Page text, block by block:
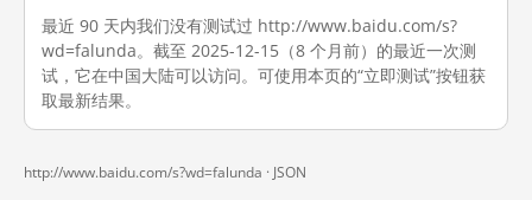
最近 90 天内我们没有测试过 http://www.baidu.com/s?
wd=falunda。截至 2025-12-15（8 个月前）的最近一次测
试，它在中国大陆可以访问。可使用本页的“立即测试”按钮获
取最新结果。
http://www.baidu.com/s?wd=falunda · JSON